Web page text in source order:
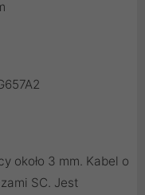
około 3 mm. Kabel o
SC. Jest